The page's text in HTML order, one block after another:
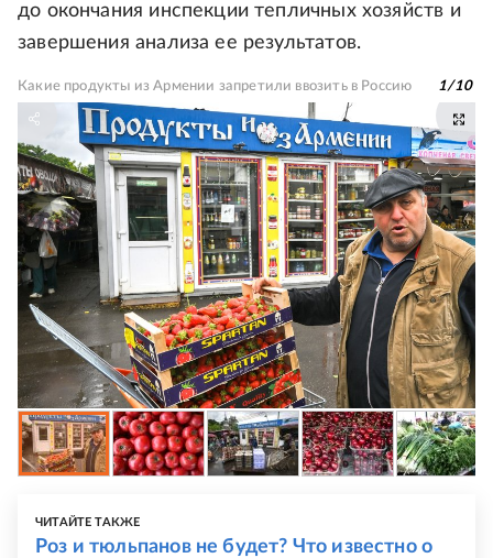
до окончания инспекции тепличных хозяйств и
завершения анализа ее результатов.
Какие продукты из Армении запретили ввозить в Россию 1/10
ЧИТАЙТЕ ТАКЖЕ
Роз и тюльпанов не будет? Что известно о